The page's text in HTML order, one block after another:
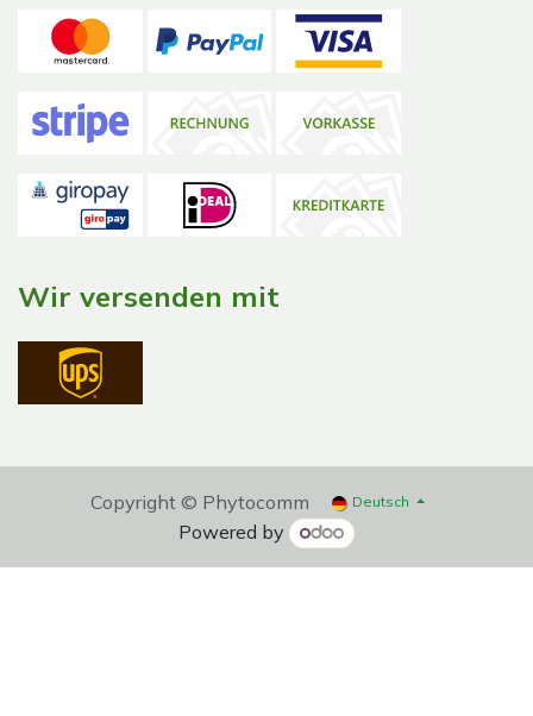
Wir versenden mit
Copyright © Phytocomm Deutsch
Powered by